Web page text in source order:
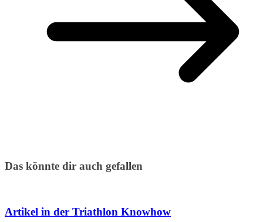
Das könnte dir auch gefallen
Artikel in der Triathlon Knowhow